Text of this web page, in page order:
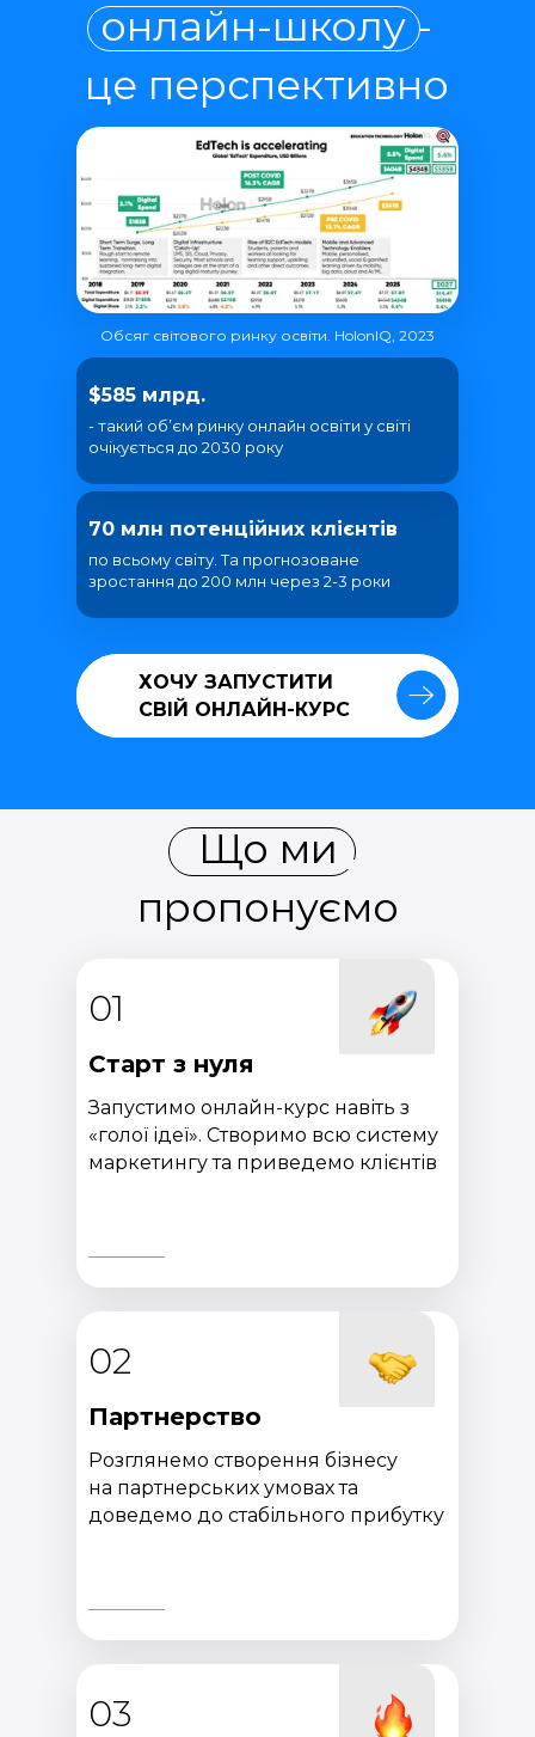
онлайн-школу -
це перспективно
$585 млрд.
Обсяг світового ринку освіти. HolonIQ, 2023
- такий об’єм ринку онлайн освіти у світі
очікується до 2030 року
70 млн потенційних клієнтів
по всьому світу. Та прогнозоване
зростання до 200 млн через 2-3 роки
ХОЧУ ЗАПУСТИТИ
СВІЙ ОНЛАЙН-КУРС
ХОЧУ ЗАПУСТИТИ
СВІЙ ОНЛАЙН-КУРС
Старт з нуля
Партнерство
01
02
03
Запустимо онлайн-курс навіть з
«голої ідеї». Створимо всю систему
маркетингу та приведемо клієнтів
Розглянемо створення бізнесу
на партнерських умовах та
доведемо до стабільного прибутку
Що ми
пропонуємо